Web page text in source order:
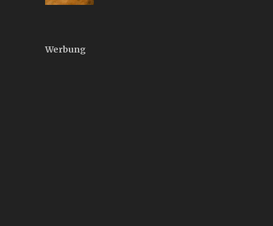
Werbung